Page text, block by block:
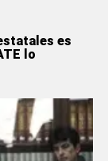
es
lo